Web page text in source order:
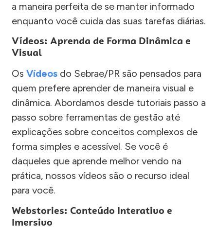
a maneira perfeita de se manter informado
enquanto você cuida das suas tarefas diárias.
Vídeos: Aprenda de Forma Dinâmica e
Visual
Os Vídeos do Sebrae/PR são pensados para
quem prefere aprender de maneira visual e
dinâmica. Abordamos desde tutoriais passo a
passo sobre ferramentas de gestão até
explicações sobre conceitos complexos de
forma simples e acessível. Se você é
daqueles que aprende melhor vendo na
prática, nossos vídeos são o recurso ideal
para você.
Webstories: Conteúdo Interativo e
Imersivo